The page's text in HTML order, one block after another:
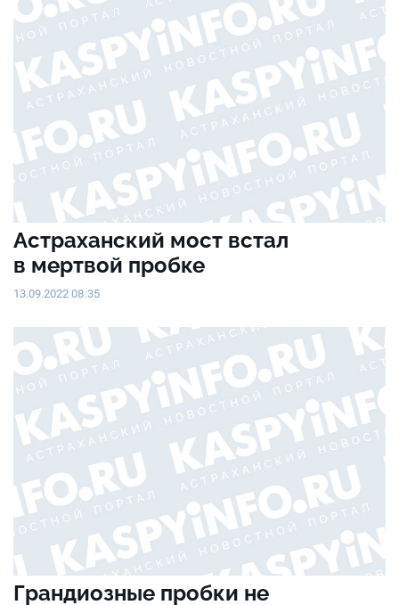
Астраханский мост встал
в мертвой пробке
13.09.2022 08:35
Грандиозные пробки не